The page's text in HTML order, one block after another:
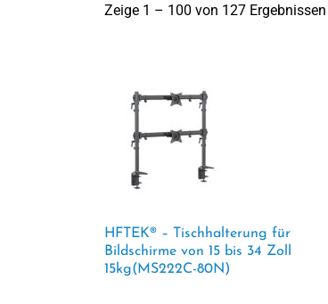
Zeige 1 – 100 von 127 Ergebnissen
HFTEK® – Tischhalterung für
Bildschirme von 15 bis 34 Zoll
15kg(MS222C-80N)